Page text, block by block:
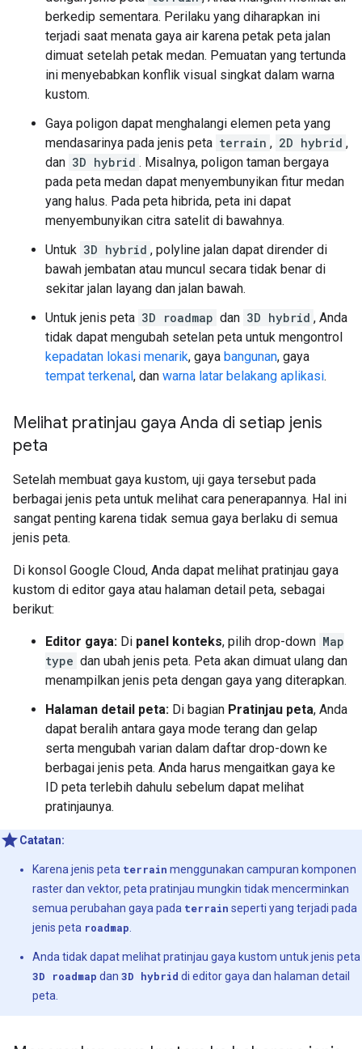
berkedip sementara. Perilaku yang diharapkan ini
terjadi saat menata gaya air karena petak peta jalan
dimuat setelah petak medan. Pemuatan yang tertunda
ini menyebabkan konflik visual singkat dalam warna
kustom.
Gaya poligon dapat menghalangi elemen peta yang
mendasarinya pada jenis peta terrain , 2D hybrid ,
dan 3D hybrid . Misalnya, poligon taman bergaya
pada peta medan dapat menyembunyikan fitur medan
yang halus. Pada peta hibrida, peta ini dapat
menyembunyikan citra satelit di bawahnya.
Untuk 3D hybrid , polyline jalan dapat dirender di
bawah jembatan atau muncul secara tidak benar di
sekitar jalan layang dan jalan bawah.
Untuk jenis peta 3D roadmap dan 3D hybrid , Anda
tidak dapat mengubah setelan peta untuk mengontrol
kepadatan lokasi menarik, gaya bangunan, gaya
tempat terkenal , dan warna latar belakang aplikasi.
Melihat pratinjau gaya Anda di setiap jenis
peta
Setelah membuat gaya kustom, uji gaya tersebut pada
berbagai jenis peta untuk melihat cara penerapannya. Hal ini
sangat penting karena tidak semua gaya berlaku di semua
jenis peta.
Di konsol Google Cloud, Anda dapat melihat pratinjau gaya
kustom di editor gaya atau halaman detail peta, sebagai
berikut:
Editor gaya: Di panel konteks, pilih drop-down Map
type dan ubah jenis peta. Peta akan dimuat ulang dan
menampilkan jenis peta dengan gaya yang diterapkan.
Halaman detail peta: Di bagian Pratinjau peta, Anda
dapat beralih antara gaya mode terang dan gelap
serta mengubah varian dalam daftar drop-down ke
berbagai jenis peta. Anda harus mengaitkan gaya ke
ID peta terlebih dahulu sebelum dapat melihat
pratinjaunya.
Catatan:
Karena jenis peta terrain menggunakan campuran komponen
raster dan vektor, peta pratinjau mungkin tidak mencerminkan
semua perubahan gaya pada terrain seperti yang terjadi pada
jenis peta roadmap.
Anda tidak dapat melihat pratinjau gaya kustom untuk jenis peta
3D roadmap dan 3D hybrid di editor gaya dan halaman detail
peta.